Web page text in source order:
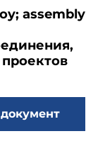
assembly